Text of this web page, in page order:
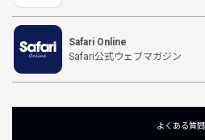
Safari Online
Safari公式ウェブマガジン
よくある質問